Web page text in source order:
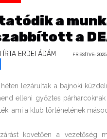
a
a
ÍRTA ERDEI ÁDÁM FRISSÍTVE:
lezárultak a bajnoki
elleni győztes
ami a klub történetének
követően a vezetőség